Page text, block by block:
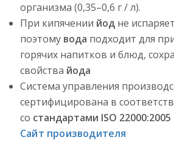
организма (0,35–0,6 г / л).
При кипячении йод не
поэтому вода подходит для
горячих напитков и блюд,
свойства йода
Система управления
сертифицирована в
со стандартами ISO 22000:2005
Сайт производителя